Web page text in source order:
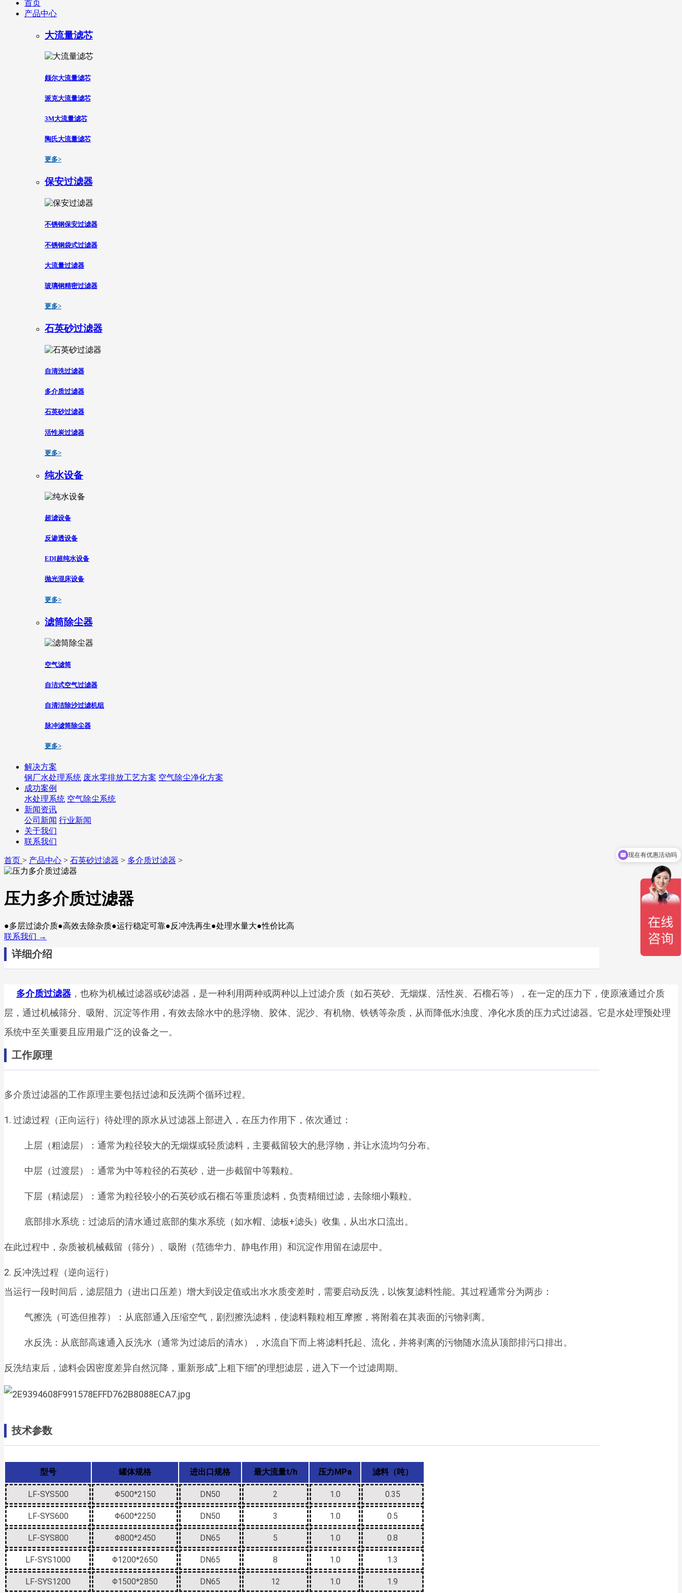
首页
产品中心
大流量滤芯
颇尔大流量滤芯
派克大流量滤芯
3M大流量滤芯
陶氏大流量滤芯
更多>
保安过滤器
不锈钢保安过滤器
不锈钢袋式过滤器
大流量过滤器
玻璃钢精密过滤器
更多>
石英砂过滤器
自清洗过滤器
多介质过滤器
石英砂过滤器
活性炭过滤器
更多>
纯水设备
超滤设备
反渗透设备
EDI超纯水设备
抛光混床设备
更多>
滤筒除尘器
空气滤筒
自洁式空气过滤器
自清洁除沙过滤机组
脉冲滤筒除尘器
更多>
解决方案
钢厂水处理系统 废水零排放工艺方案 空气除尘净化方案
成功案例
水处理系统 空气除尘系统
新闻资讯
公司新闻 行业新闻
关于我们
联系我们
首页 > 产品中心 > 石英砂过滤器 > 多介质过滤器 >
压力多介质过滤器
●多层过滤介质●高效去除杂质●运行稳定可靠●反冲洗再生●处理水量大●性价比高
联系我们 →
详细介绍
多介质过滤器 ，也称为机械过滤器或砂滤器，是一种利用两种或两种以上过滤介质（如石英砂、无烟煤、活性炭、石榴石等），在一定的压力下，使原液通过介质
层，通过机械筛分、吸附、沉淀等作用，有效去除水中的悬浮物、胶体、泥沙、有机物、铁锈等杂质，从而降低水浊度、净化水质的压力式过滤器。它是水处理预处理
系统中至关重要且应用最广泛的设备之一。
工作原理
多介质过滤器的工作原理主要包括过滤和反洗两个循环过程。
1. 过滤过程（正向运行）待处理的原水从过滤器上部进入，在压力作用下，依次通过：
上层（粗滤层）：通常为粒径较大的无烟煤或轻质滤料，主要截留较大的悬浮物，并让水流均匀分布。
中层（过渡层）：通常为中等粒径的石英砂，进一步截留中等颗粒。
下层（精滤层）：通常为粒径较小的石英砂或石榴石等重质滤料，负责精细过滤，去除细小颗粒。
底部排水系统：过滤后的清水通过底部的集水系统（如水帽、滤板+滤头）收集，从出水口流出。
在此过程中，杂质被机械截留（筛分）、吸附（范德华力、静电作用）和沉淀作用留在滤层中。
2. 反冲洗过程（逆向运行）
当运行一段时间后，滤层阻力（进出口压差）增大到设定值或出水水质变差时，需要启动反洗，以恢复滤料性能。其过程通常分为两步：
气擦洗（可选但推荐）：从底部通入压缩空气，剧烈擦洗滤料，使滤料颗粒相互摩擦，将附着在其表面的污物剥离。
水反洗：从底部高速通入反洗水（通常为过滤后的清水），水流自下而上将滤料托起、流化，并将剥离的污物随水流从顶部排污口排出。
反洗结束后，滤料会因密度差异自然沉降，重新形成“上粗下细”的理想滤层，进入下一个过滤周期。
技术参数
型号 罐体规格 进出口规格 最大流量t/h 压力MPa 滤料（吨）
LF-SYS500 Φ500*2150 DN50 2 1.0 0.35
LF-SYS600 Φ600*2250 DN50 3 1.0 0.5
LF-SYS800 Φ800*2450 DN65 5 1.0 0.8
LF-SYS1000 Φ1200*2650 DN65 8 1.0 1.3
LF-SYS1200 Φ1500*2850 DN65 12 1.0 1.9
现在有优惠活动吗